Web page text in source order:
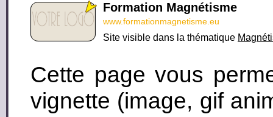
Formation Magnétisme
www.formationmagnetisme.eu
Site visible dans la thématique
Cette page vous
vignette (image, gif